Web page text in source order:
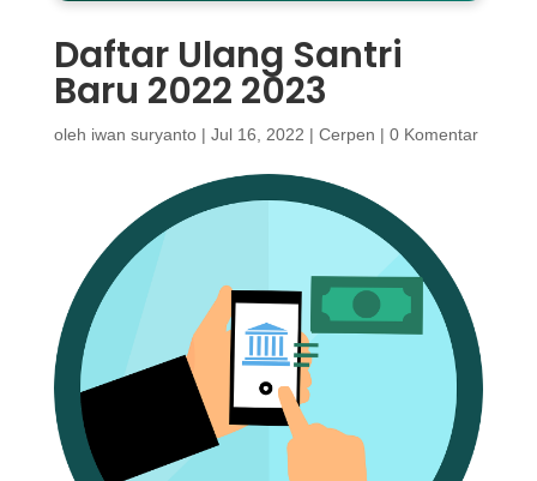
Daftar Ulang Santri
Baru 2022 2023
oleh iwan suryanto| Jul 16, 2022 | Cerpen | 0 Komentar